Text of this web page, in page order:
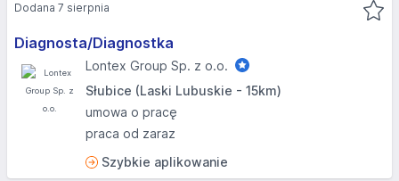
Diagnosta/Diagnostka
Lontex Group Sp. z o.o.
Słubice (Laski Lubuskie - 15km)
umowa o pracę
praca od zaraz
Szybkie aplikowanie
Dodana 7 sierpnia